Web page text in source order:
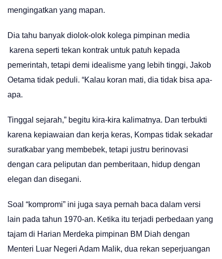
mengingatkan yang mapan.
Dia tahu banyak diolok-olok kolega pimpinan media
karena seperti tekan kontrak untuk patuh kepada
pemerintah, tetapi demi idealisme yang lebih tinggi, Jakob
Oetama tidak peduli. “Kalau koran mati, dia tidak bisa apa-
apa.
Tinggal sejarah,” begitu kira-kira kalimatnya. Dan terbukti
karena kepiawaian dan kerja keras, Kompas tidak sekadar
suratkabar yang membebek, tetapi justru berinovasi
dengan cara peliputan dan pemberitaan, hidup dengan
elegan dan disegani.
Soal “kompromi” ini juga saya pernah baca dalam versi
lain pada tahun 1970-an. Ketika itu terjadi perbedaan yang
tajam di Harian Merdeka pimpinan BM Diah dengan
Menteri Luar Negeri Adam Malik, dua rekan seperjuangan